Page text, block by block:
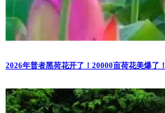
2026年普者黑荷花开了！20000亩荷花美爆了！